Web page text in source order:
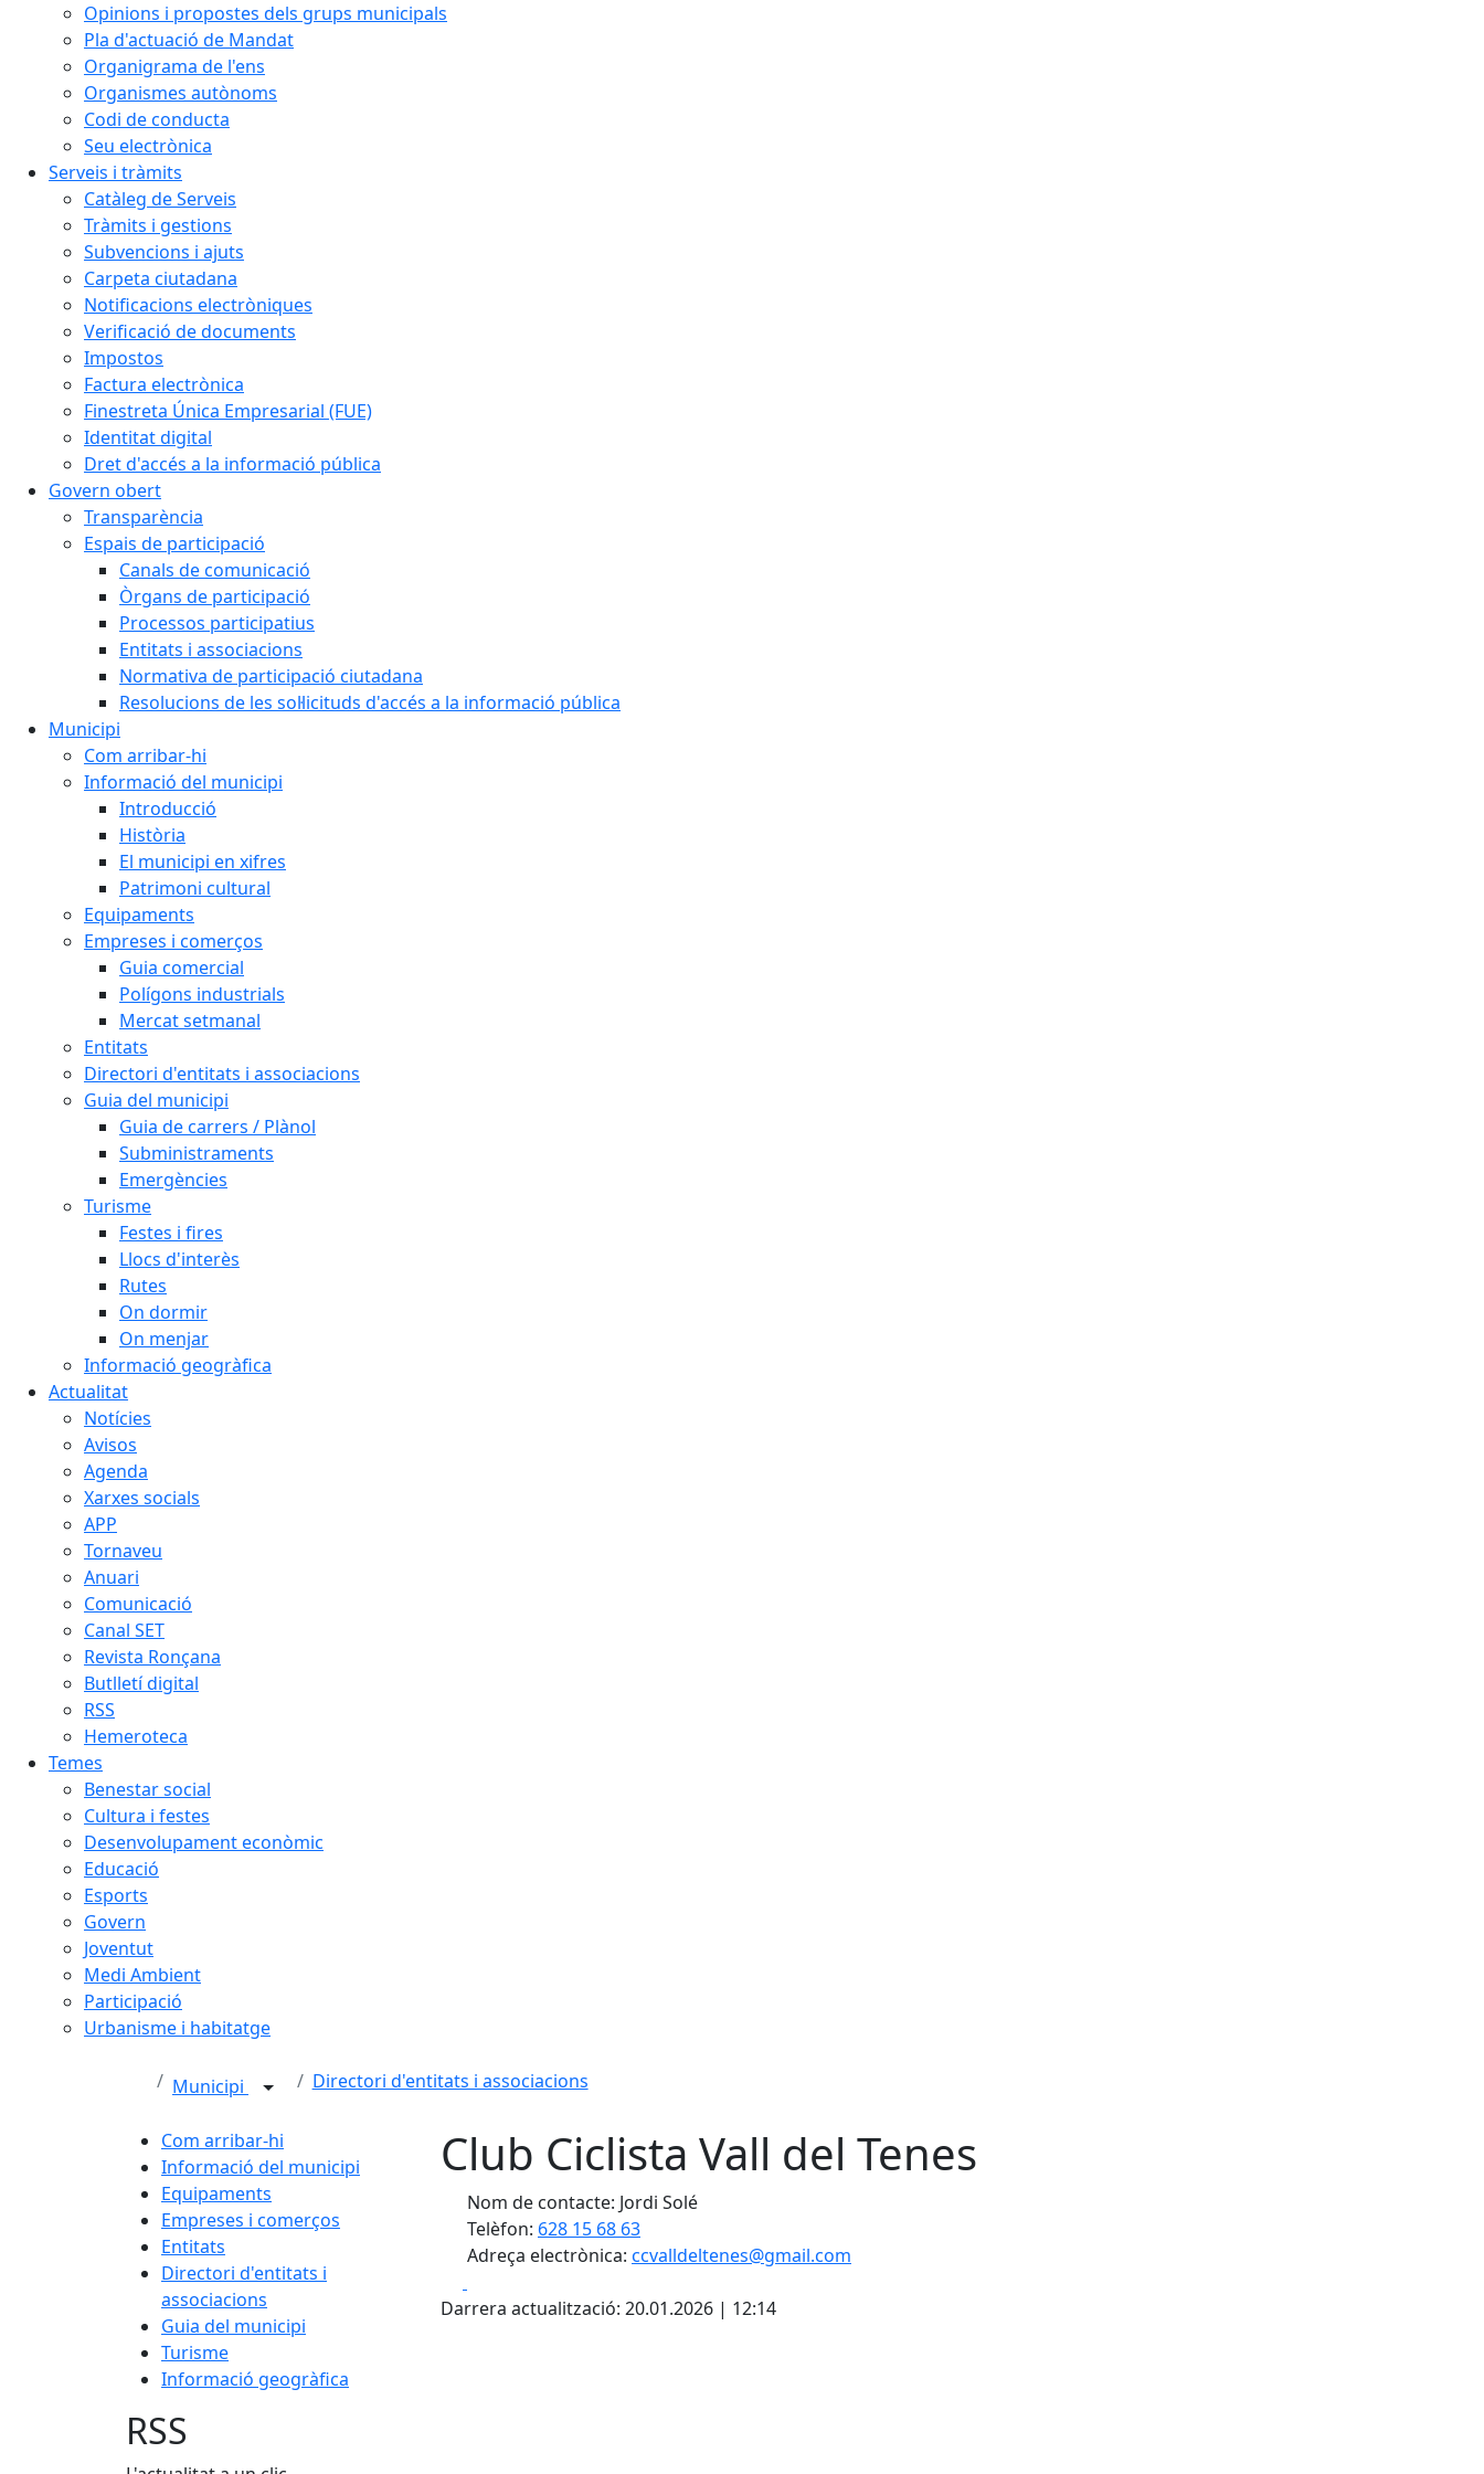
Opinions i propostes dels grups municipals
Pla d'actuació de Mandat
Organigrama de l'ens
Organismes autònoms
Codi de conducta
Seu electrònica
Serveis i tràmits
Catàleg de Serveis
Tràmits i gestions
Subvencions i ajuts
Carpeta ciutadana
Notificacions electròniques
Verificació de documents
Impostos
Factura electrònica
Finestreta Única Empresarial (FUE)
Identitat digital
Dret d'accés a la informació pública
Govern obert
Transparència
Espais de participació
Canals de comunicació
Òrgans de participació
Processos participatius
Entitats i associacions
Normativa de participació ciutadana
Resolucions de les sol·licituds d'accés a la informació pública
Municipi
Com arribar-hi
Informació del municipi
Introducció
Història
El municipi en xifres
Patrimoni cultural
Equipaments
Empreses i comerços
Guia comercial
Polígons industrials
Mercat setmanal
Entitats
Directori d'entitats i associacions
Guia del municipi
Guia de carrers / Plànol
Subministraments
Emergències
Turisme
Festes i fires
Llocs d'interès
Rutes
On dormir
On menjar
Informació geogràfica
Actualitat
Notícies
Avisos
Agenda
Xarxes socials
APP
Tornaveu
Anuari
Comunicació
Canal SET
Revista Ronçana
Butlletí digital
RSS
Hemeroteca
Temes
Benestar social
Cultura i festes
Desenvolupament econòmic
Educació
Esports
Govern
Joventut
Medi Ambient
Participació
Urbanisme i habitatge
Municipi Directori d'entitats i associacions
Com arribar-hi
Informació del municipi
Equipaments
Empreses i comerços
Entitats
Directori d'entitats i
associacions
Guia del municipi
Turisme
Informació geogràfica
Club Ciclista Vall del Tenes
Nom de contacte: Jordi Solé
Telèfon: 628 15 68 63
Adreça electrònica: ccvalldeltenes@gmail.com
Darrera actualització: 20.01.2026 | 12:14
RSS